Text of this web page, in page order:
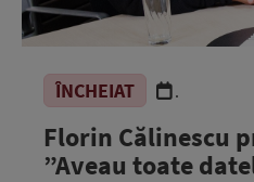
ÎNCHEIAT .
Florin Călinescu
”Aveau toate